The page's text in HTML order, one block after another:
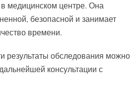
медицинском центре. Она
безопасной и занимает
времени.
результаты обследования можно
консультации с